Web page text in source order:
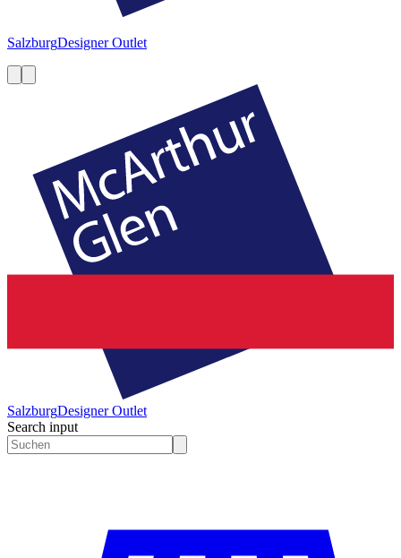
SalzburgDesigner Outlet
SalzburgDesigner Outlet
Search input